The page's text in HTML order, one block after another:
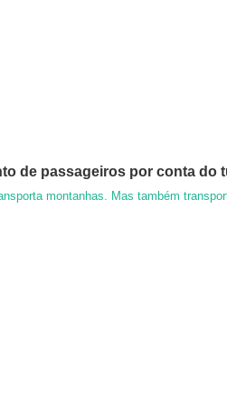
de passageiros por conta do
montanhas. Mas também